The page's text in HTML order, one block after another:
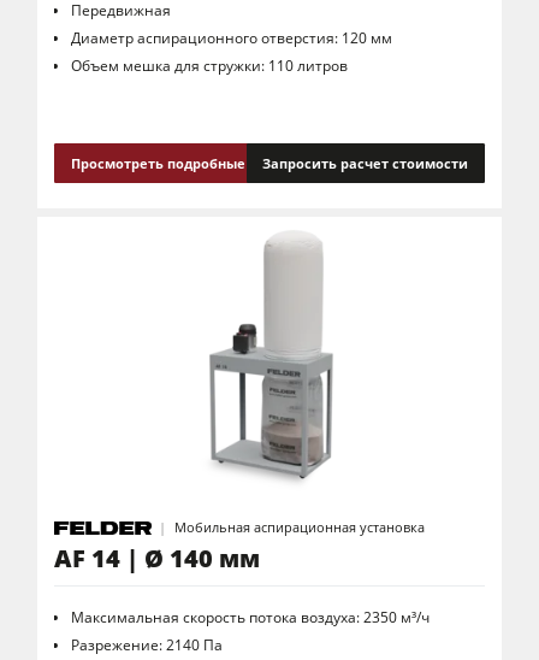
Пильные центры
Прессы для брикетов
Аспирационные установки с очисткой воздуха
Программное обеспечение F4Solutions
Передвижная
Диаметр аспирационного отверстия: 120 мм
Объем мешка для стружки: 110 литров
Просмотреть подробные сведенияЗапросить расчет стоимости
Мобильная аспирационная установка
AF 14 | Ø 140 мм
Максимальная скорость потока воздуха: 2350 м³/ч
Разрежение: 2140 Па